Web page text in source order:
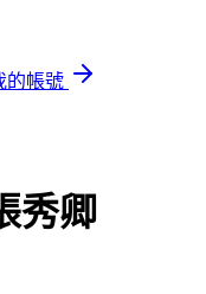
的帳號
秀卿